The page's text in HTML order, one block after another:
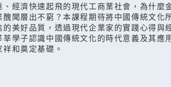
、經濟快速起飛的現代工商業社會，為什麼
醜聞層出不窮？本課程期待將中國傳統文化
的美好品質，透過現代企業家的實踐心得與
莘學子認識中國傳統文化的時代意義及其應
和奠定基礎。